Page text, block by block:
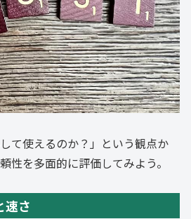
て使えるのか？」という観点か
性を多面的に評価してみよう。
速さ